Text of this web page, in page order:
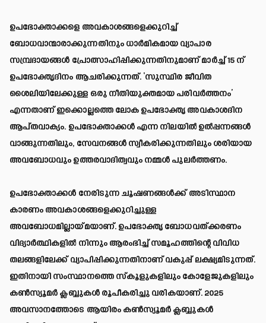
ഉപഭോക്താക്കളെ അവകാശങ്ങളെക്കുറിച്ച്
ബോധവാന്മാരാക്കുന്നതിനും ധാർമികമായ വ്യാപാര
സമ്പ്രദായങ്ങൾ പ്രോത്സാഹിപ്പിക്കുന്നതിനുമാണ് മാർച്ച് 15 ന്
ഉപഭോക്തൃദിനം ആചരിക്കുന്നത്. ‘സുസ്ഥിര ജീവിത
ശൈലിയിലേക്കുള്ള ഒരു നീതിയുക്തമായ പരിവർത്തനം’
എന്നതാണ് ഇക്കൊല്ലത്തെ ലോക ഉപഭോക്തൃ അവകാശദിന
ആപ്തവാക്യം. ഉപഭോക്താക്കൾ എന്ന നിലയിൽ ഉൽപ്പന്നങ്ങൾ
വാങ്ങുന്നതിലും, സേവനങ്ങൾ സ്വീകരിക്കുന്നതിലും ശരിയായ
അവബോധവും ഉത്തരവാദിത്വവും നമ്മൾ പുലർത്തണം.
ഉപഭോക്താക്കൾ നേരിടുന്ന ചൂഷണങ്ങൾക്ക് അടിസ്ഥാന
കാരണം അവകാശങ്ങളെക്കുറിച്ചുള്ള
അവബോധമില്ലായ്മയാണ്. ഉപഭോക്തൃ ബോധവത്ക്കരണം
വിദ്യാർത്ഥികളിൽ നിന്നും ആരംഭിച്ച് സമൂഹത്തിന്റെ വിവിധ
തലങ്ങളിലേക്ക് വ്യാപിപ്പിക്കുന്നതിനാണ് വകുപ്പ് ലക്ഷ്യമിടുന്നത്.
ഇതിനായി സംസ്ഥാനത്തെ സ്‌കൂളുകളിലും കോളേജുകളിലും
കൺസ്യൂമർ ക്ലബ്ബുകൾ രൂപീകരിച്ചു വരികയാണ്. 2025
അവസാനത്തോടെ ആയിരം കൺസ്യൂമർ ക്ലബ്ബുകൾ